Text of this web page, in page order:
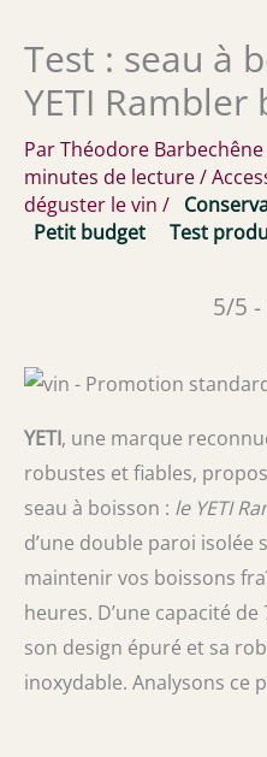
Test : seau à
YETI Rambler
ParThéodore Barbechêne
minutes de lecture/
déguster le vin /
Petit budget
Test
5/5 -
YETI, une marque
robustes et fiables,
seau à boisson : le YETI
d’une double paroi isolée
maintenir vos boissons
heures. D’une capacité
son design épuré et sa
inoxydable. Analysons ce